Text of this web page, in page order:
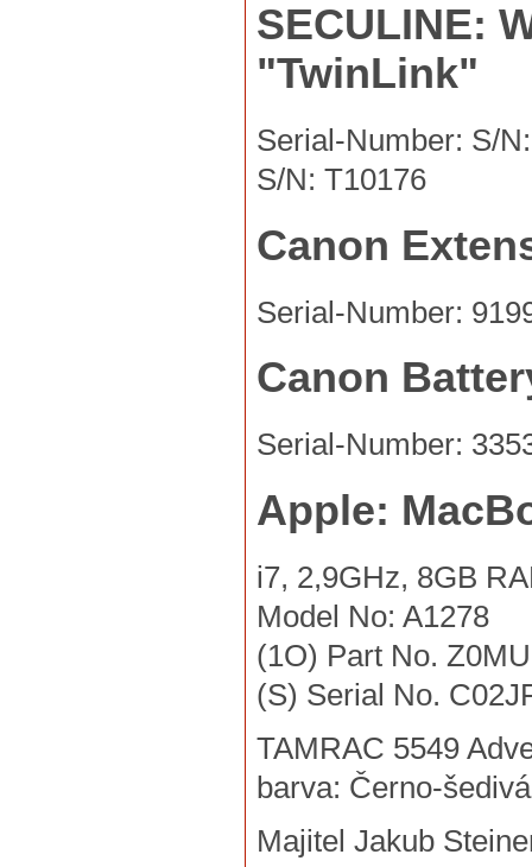
SECULINE:
"TwinLink"
Serial-Number: S/
S/N: T10176
Canon
Serial-Number:
Canon
Serial-Number:
Apple:
i7, 2,9GHz, 8GB
Model No: A1278
(1O) Part No.
(S) Serial No.
TAMRAC 5549
barva: Černo-šedivá
Majitel Jakub